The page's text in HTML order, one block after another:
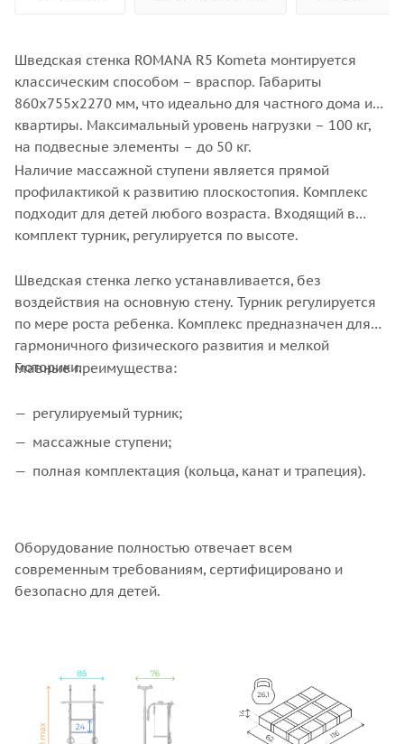
Шведская стенка ROMANA R5 Kometa монтируется
классическим способом – враспор. Габариты
860х755х2270 мм, что идеально для частного дома или
квартиры. Максимальный уровень нагрузки – 100 кг,
на подвесные элементы – до 50 кг.
Наличие массажной ступени является прямой
профилактикой к развитию плоскостопия. Комплекс
подходит для детей любого возраста. Входящий в
комплект турник, регулируется по высоте.
Шведская стенка легко устанавливается, без
воздействия на основную стену. Турник регулируется
по мере роста ребенка. Комплекс предназначен для
гармоничного физического развития и мелкой
моторики.
Главные преимущества:
регулируемый турник;
массажные ступени;
полная комплектация (кольца, канат и трапеция).
Оборудование полностью отвечает всем
современным требованиям, сертифицировано и
безопасно для детей.